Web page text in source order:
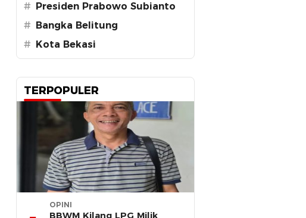
# Presiden Prabowo Subianto
# Bangka Belitung
# Kota Bekasi
TERPOPULER
OPINI
BBWM Kilang LPG Milik